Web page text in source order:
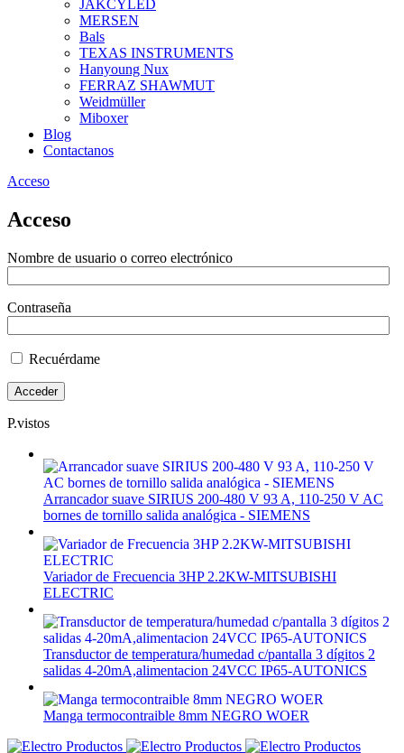
JAKCYLED
MERSEN
Bals
TEXAS INSTRUMENTS
Hanyoung Nux
FERRAZ SHAWMUT
Weidmüller
Miboxer
Blog
Contactanos
Acceso
Acceso
Nombre de usuario o correo electrónico
Contraseña
Recuérdame
P.vistos
Arrancador suave SIRIUS 200-480 V 93 A, 110-250 V AC
bornes de tornillo salida analógica - SIEMENS
Variador de Frecuencia 3HP 2.2KW-MITSUBISHI
ELECTRIC
Transductor de temperatura/humedad c/pantalla 3 dígitos 2
salidas 4-20mA,alimentacion 24VCC IP65-AUTONICS
Manga termocontraible 8mm NEGRO WOER